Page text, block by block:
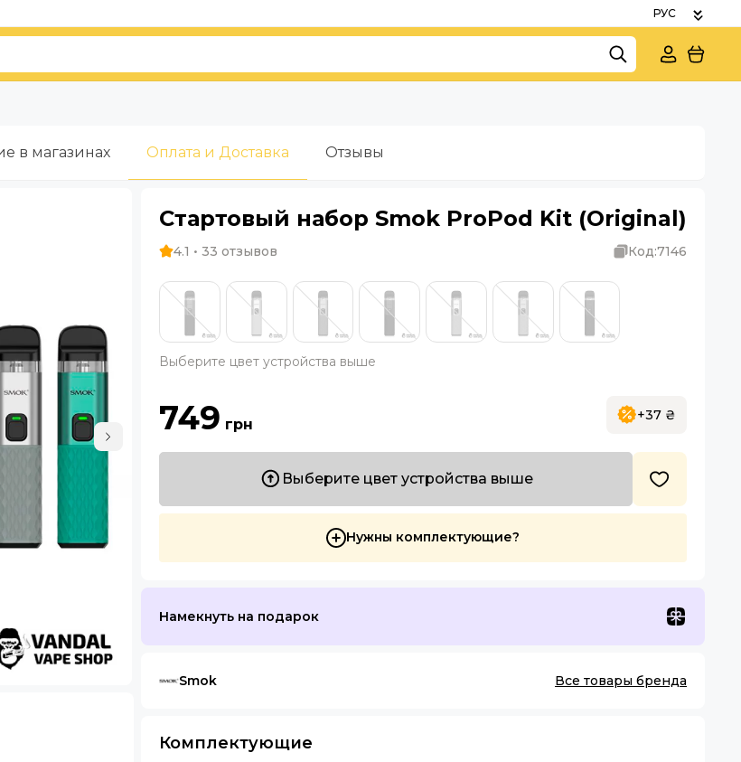
в магазинах Оплата и Доставка Отзывы
Стартовый набор Smok ProPod Kit (Original)
4.1 • 33 отзывов Код:7146
Выберите цвет устройства выше
749 грн
+37 ₴
Выберите цвет устройства выше
Нужны комплектующие?
Намекнуть на подарок
Smok Все товары бренда
Комплектующие